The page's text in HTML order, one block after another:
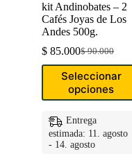
kit Andinobates – 2
Cafés Joyas de Los
Andes 500g.
$90.000
Original
price
was:
$ 90.000.
$ 85.000Current
price
is:
$ 85.000.
Seleccionar
opciones
Este
producto
variantes.
Las
opciones
Entrega
estimada: 11. agosto
- 14. agosto